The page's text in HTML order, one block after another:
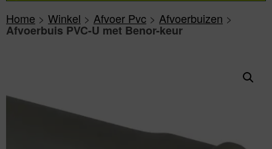
Home > Winkel > Afvoer Pvc > Afvoerbuizen >
Afvoerbuis PVC-U met Benor-keur